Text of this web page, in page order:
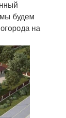
будем
на